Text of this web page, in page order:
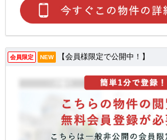
会員限定 NEW 【会員様限定で公開中！】